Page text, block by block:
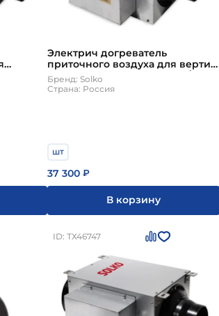
150-
Электрич догреватель
приточного воздуха для вертик.
установок VH 35 150-350 м3/ч
Solko
Бренд: Solko
Страна: Россия
шт
37 300 ₽
В корзину
ID: ТХ46747